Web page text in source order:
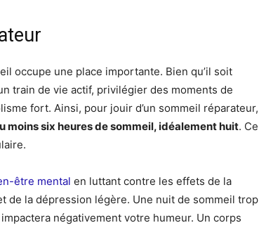
occupe une place importante. Bien qu’il soit
train de vie actif, privilégier des moments de
fort. Ainsi, pour jouir d’un sommeil réparateur,
moins six heures de sommeil, idéalement huit. Ce
être mental en luttant contre les effets de la
de la dépression légère. Une nuit de sommeil trop
négativement votre humeur. Un corps